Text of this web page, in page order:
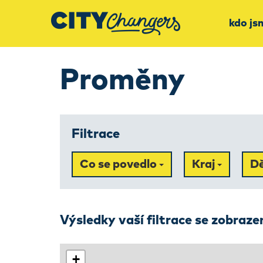
kdo
Proměny
Filtrace
Co se povedlo Kraj
Výsledky vaší filtrace se
+